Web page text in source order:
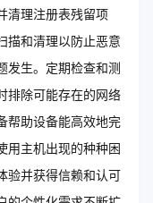
清理注册表残留项
描和清理以防止恶意
发生。定期检查和测
排除可能存在的网络
帮助设备能高效地完
用主机出现的种种困
验并获得信赖和认可